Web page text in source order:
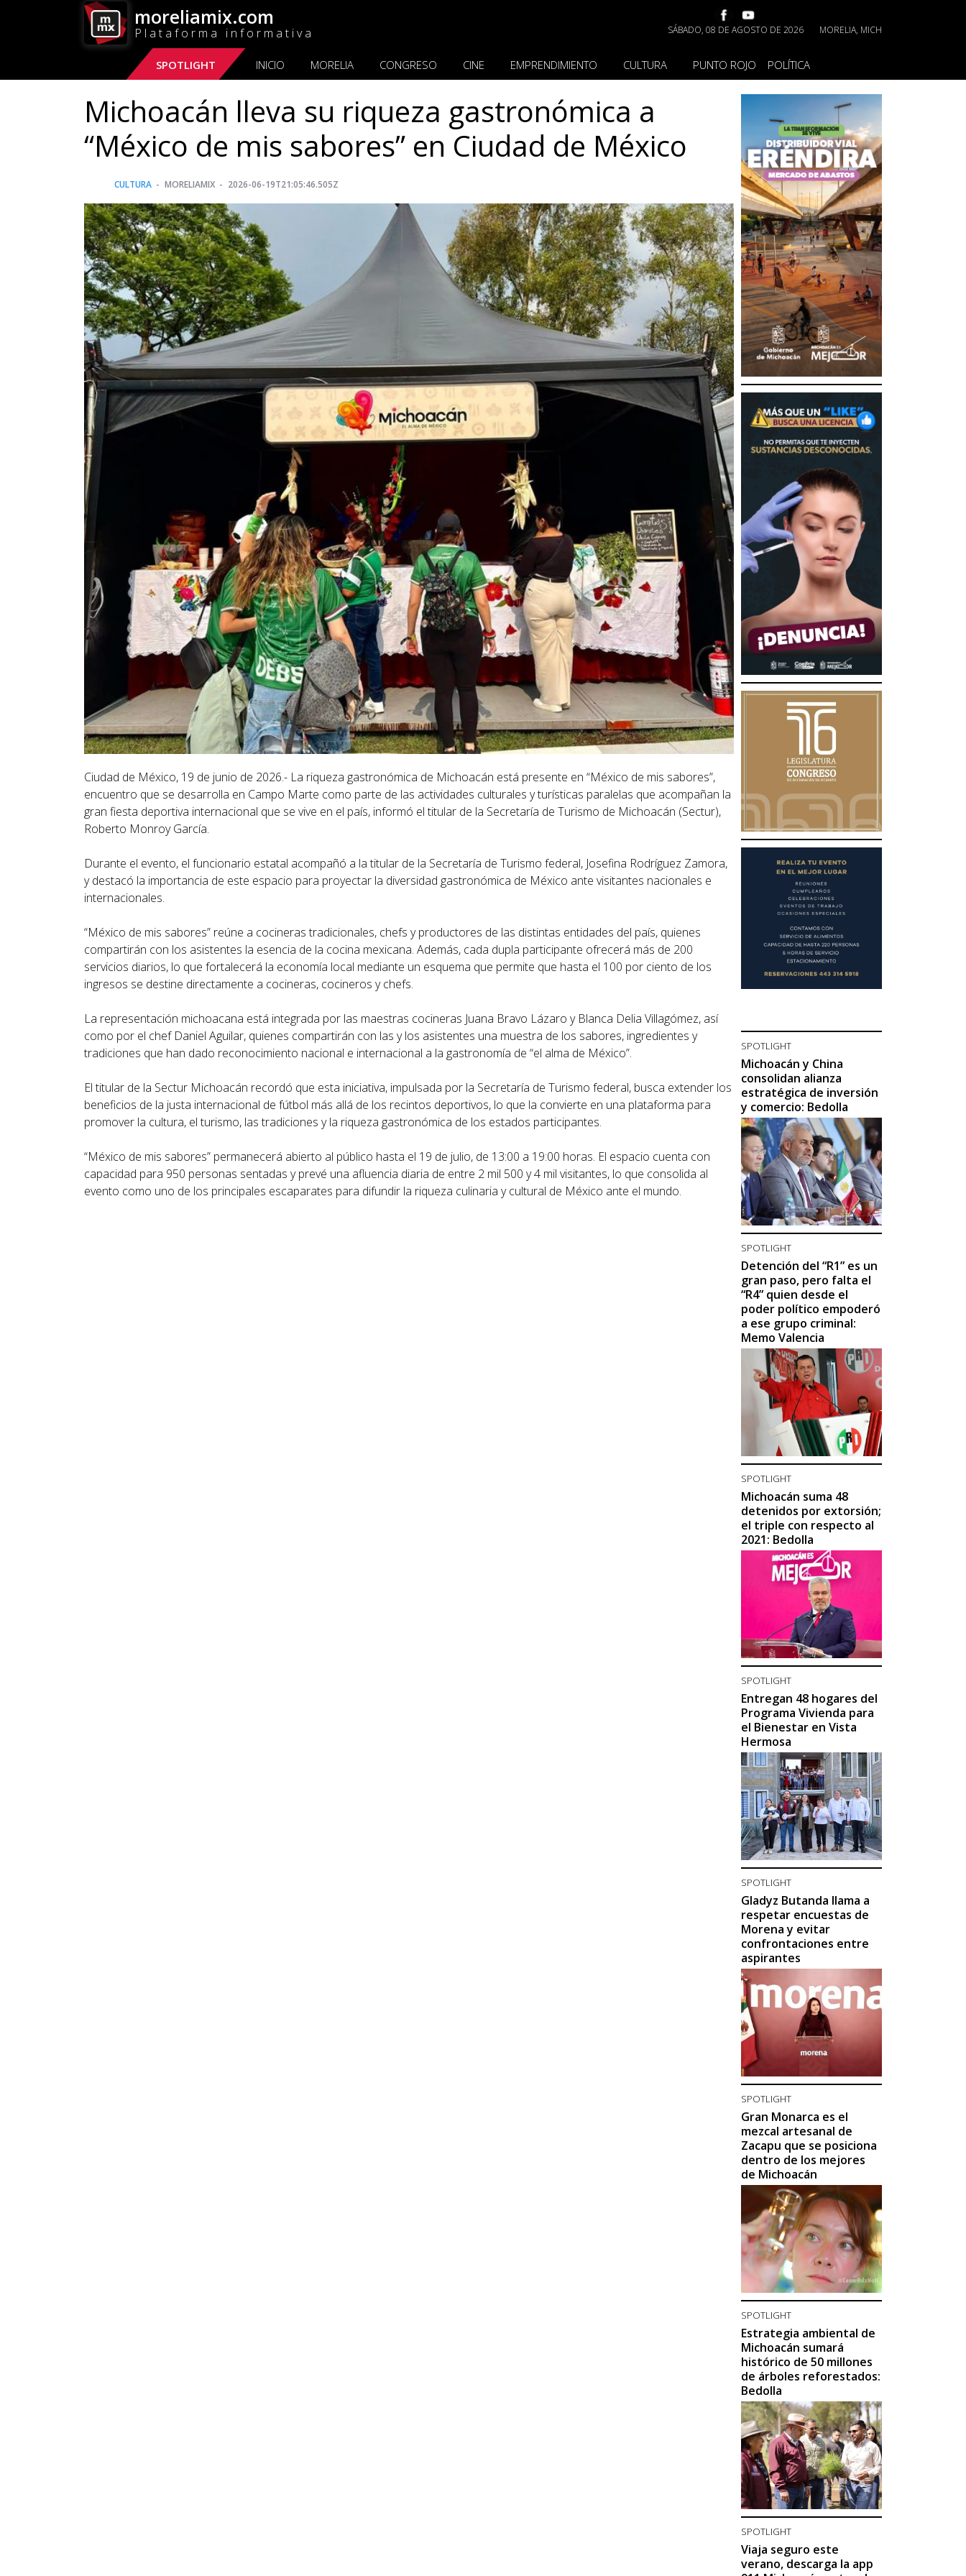
moreliamix.com
Plataforma informativa SÁBADO, 08 DE AGOSTO DE 2026 MORELIA, MICH
SPOTLIGHT INICIO MORELIA CONGRESO CINE EMPRENDIMIENTO CULTURA PUNTO ROJO POLÍTICA
Michoacán lleva su riqueza gastronómica a
“México de mis sabores” en Ciudad de México
CULTURA MORELIAMIX 2026-06-19T21:05:46.505Z
Ciudad de México, 19 de junio de 2026.- La riqueza gastronómica de Michoacán está presente en “México de mis sabores”,
encuentro que se desarrolla en Campo Marte como parte de las actividades culturales y turísticas paralelas que acompañan la
gran fiesta deportiva internacional que se vive en el país, informó el titular de la Secretaría de Turismo de Michoacán (Sectur),
Roberto Monroy García.
Durante el evento, el funcionario estatal acompañó a la titular de la Secretaría de Turismo federal, Josefina Rodríguez Zamora,
y destacó la importancia de este espacio para proyectar la diversidad gastronómica de México ante visitantes nacionales e
internacionales.
“México de mis sabores” reúne a cocineras tradicionales, chefs y productores de las distintas entidades del país, quienes
compartirán con los asistentes la esencia de la cocina mexicana. Además, cada dupla participante ofrecerá más de 200
servicios diarios, lo que fortalecerá la economía local mediante un esquema que permite que hasta el 100 por ciento de los
ingresos se destine directamente a cocineras, cocineros y chefs.
La representación michoacana está integrada por las maestras cocineras Juana Bravo Lázaro y Blanca Delia Villagómez, así
como por el chef Daniel Aguilar, quienes compartirán con las y los asistentes una muestra de los sabores, ingredientes y
tradiciones que han dado reconocimiento nacional e internacional a la gastronomía de “el alma de México”.
El titular de la Sectur Michoacán recordó que esta iniciativa, impulsada por la Secretaría de Turismo federal, busca extender los
beneficios de la justa internacional de fútbol más allá de los recintos deportivos, lo que la convierte en una plataforma para
promover la cultura, el turismo, las tradiciones y la riqueza gastronómica de los estados participantes.
“México de mis sabores” permanecerá abierto al público hasta el 19 de julio, de 13:00 a 19:00 horas. El espacio cuenta con
capacidad para 950 personas sentadas y prevé una afluencia diaria de entre 2 mil 500 y 4 mil visitantes, lo que consolida al
evento como uno de los principales escaparates para difundir la riqueza culinaria y cultural de México ante el mundo.
SPOTLIGHT
Michoacán y China
consolidan alianza
estratégica de inversión
y comercio: Bedolla
SPOTLIGHT
Detención del “R1” es un
gran paso, pero falta el
“R4” quien desde el
poder político empoderó
a ese grupo criminal:
Memo Valencia
SPOTLIGHT
Michoacán suma 48
detenidos por extorsión;
el triple con respecto al
2021: Bedolla
SPOTLIGHT
Entregan 48 hogares del
Programa Vivienda para
el Bienestar en Vista
Hermosa
SPOTLIGHT
Gladyz Butanda llama a
respetar encuestas de
Morena y evitar
confrontaciones entre
aspirantes
SPOTLIGHT
Gran Monarca es el
mezcal artesanal de
Zacapu que se posiciona
dentro de los mejores
de Michoacán
SPOTLIGHT
Estrategia ambiental de
Michoacán sumará
histórico de 50 millones
de árboles reforestados:
Bedolla
SPOTLIGHT
Viaja seguro este
verano, descarga la app